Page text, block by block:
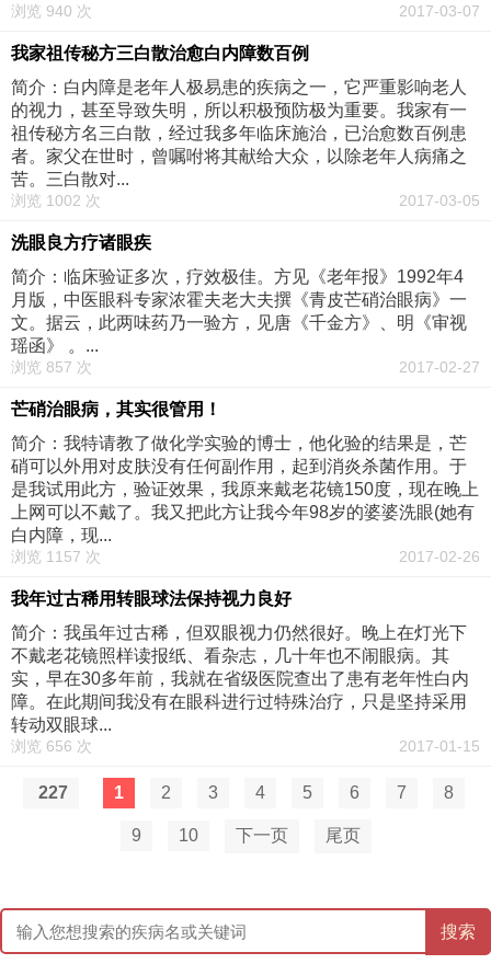
浏览 940 次 2017-03-07
我家祖传秘方三白散治愈白内障数百例
简介：白内障是老年人极易患的疾病之一，它严重影响老人
的视力，甚至导致失明，所以积极预防极为重要。我家有一
祖传秘方名三白散，经过我多年临床施治，已治愈数百例患
者。家父在世时，曾嘱咐将其献给大众，以除老年人病痛之
苦。三白散对...
浏览 1002 次 2017-03-05
洗眼良方疗诸眼疾
简介：临床验证多次，疗效极佳。方见《老年报》1992年4
月版，中医眼科专家浓霍夫老大夫撰《青皮芒硝治眼病》一
文。据云，此两味药乃一验方，见唐《千金方》、明《审视
瑶函》 。...
浏览 857 次 2017-02-27
芒硝治眼病，其实很管用！
简介：我特请教了做化学实验的博士，他化验的结果是，芒
硝可以外用对皮肤没有任何副作用，起到消炎杀菌作用。于
是我试用此方，验证效果，我原来戴老花镜150度，现在晚上
上网可以不戴了。我又把此方让我今年98岁的婆婆洗眼(她有
白内障，现...
浏览 1157 次 2017-02-26
我年过古稀用转眼球法保持视力良好
简介：我虽年过古稀，但双眼视力仍然很好。晚上在灯光下
不戴老花镜照样读报纸、看杂志，几十年也不闹眼病。其
实，早在30多年前，我就在省级医院查出了患有老年性白内
障。在此期间我没有在眼科进行过特殊治疗，只是坚持采用
转动双眼球...
浏览 656 次 2017-01-15
227 1 2 3 4 5 6 7 8
9 10 下一页 尾页